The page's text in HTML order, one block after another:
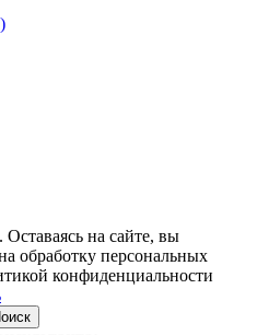
на сайте, вы
обработку персональных
конфиденциальности